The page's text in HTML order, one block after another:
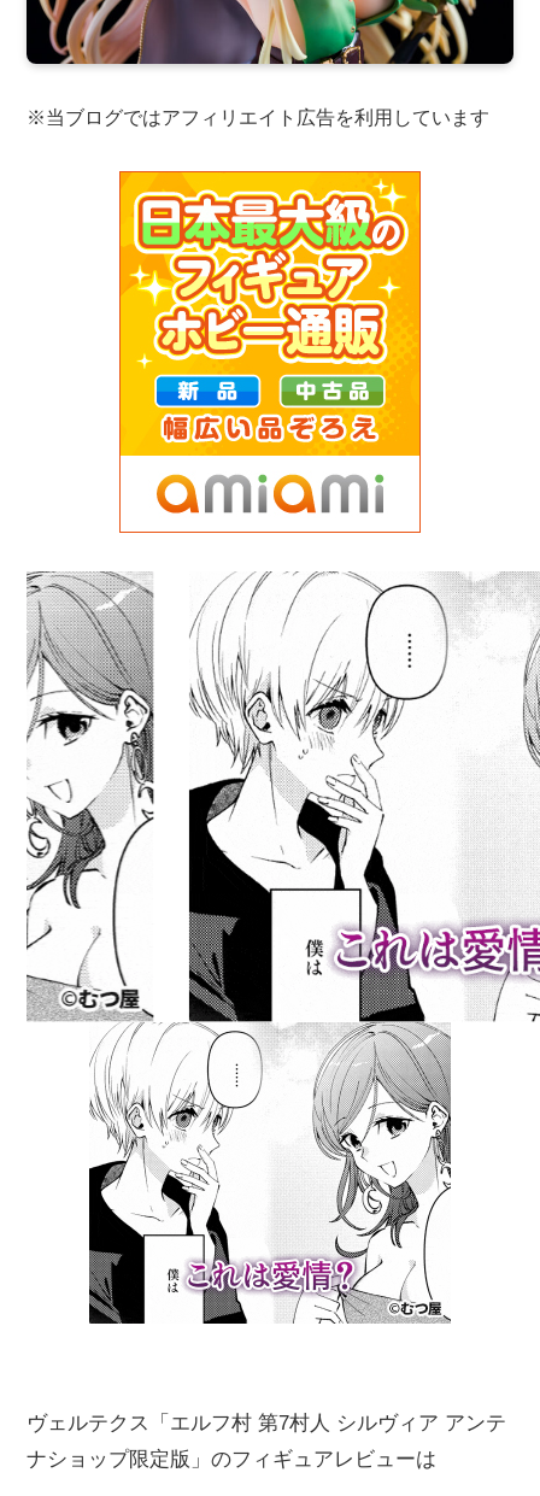
※当ブログではアフィリエイト広告を利用しています
ヴェルテクス「エルフ村 第7村人 シルヴィア アンテ
ナショップ限定版」のフィギュアレビューは